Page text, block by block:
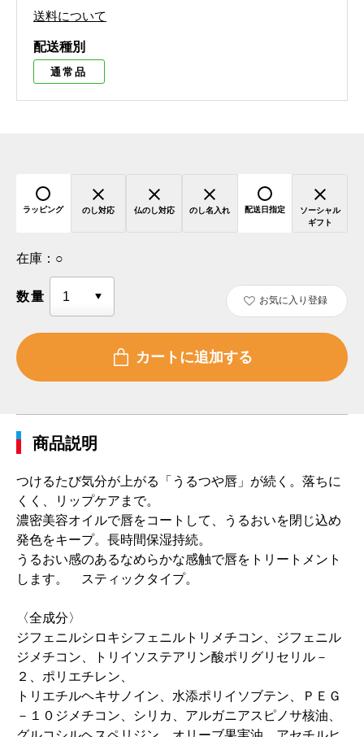
送料について
配送種別
通常品
ラッピング のし対応 仏のし対応 のし名入れ 配送日指定
ソーシャル
ギフト
在庫： ○
数量 お気に入り登録
商品説明
つけるたび気分が上がる「うるつや唇」が続く。落ちに
くく、リップケアまで。
濃密美容オイルで唇をコートして、うるおいを閉じ込め
発色をキープ。長時間保湿持続。
うるおい感のあるなめらかな感触で唇をトリートメント
します。 スティックタイプ。
〈全成分〉
ジフェニルシロキシフェニルトリメチコン、ジフェニル
ジメチコン、トリイソステアリン酸ポリグリセリル－
２、ポリエチレン、
トリエチルヘキサノイン、水添ポリイソブテン、ＰＥＧ
－１０ジメチコン、シリカ、アルガニアスピノサ核油、